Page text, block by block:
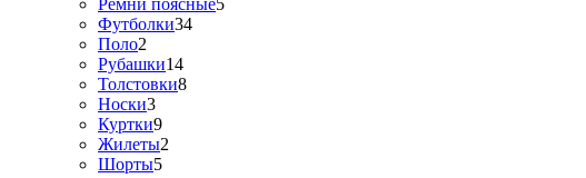
Футболки34
Поло2
Рубашки14
Толстовки8
Носки3
Куртки9
Жилеты2
Шорты5